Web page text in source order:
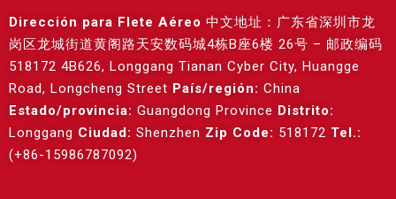
Dirección para Flete Aéreo 中文地址：广东省深圳市龙
岗区龙城街道黄阁路天安数码城4栋B座6楼 26号 – 邮政编码
518172 4B626, Longgang Tianan Cyber City, Huangge
Road, Longcheng Street País/región: China
Estado/provincia: Guangdong Province Distrito:
Longgang Ciudad: Shenzhen Zip Code: 518172 Tel.:
(+86-15986787092)